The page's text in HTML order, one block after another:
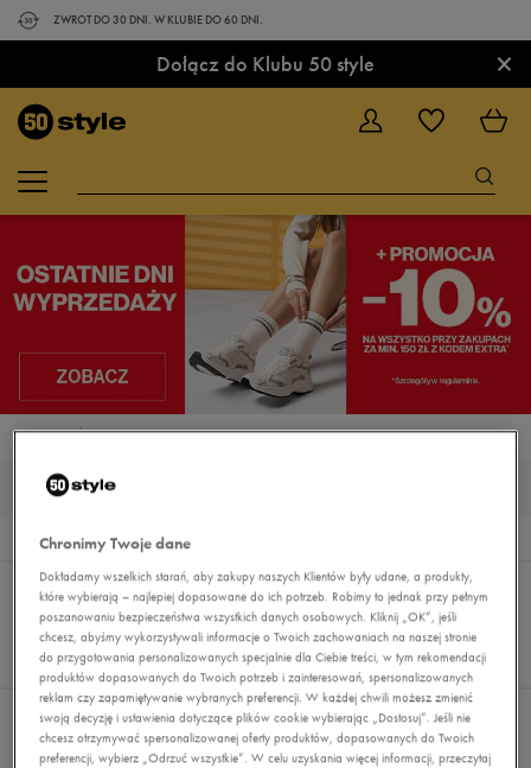
ZWROT DO 30 DNI. W KLUBIE DO 60 DNI.
Dołącz do Klubu 50 style ×
STRONA GŁÓWNA BUTY BUTY OUTDOOR
NISKIE BUTY OUTDOOR, TREKKINGOWE
0
Wyników
Sortuj:
REKOMENDOWANE
FILTRUJ (1)
Pokaż
60
z 0
Wybrane filtry: NISKIE Wyczyść filtry
Chronimy Twoje dane
Dokładamy wszelkich starań, aby zakupy naszych Klientów były udane, a produkty,
które wybierają – najlepiej dopasowane do ich potrzeb. Robimy to jednak przy pełnym
poszanowaniu bezpieczeństwa wszystkich danych osobowych. Kliknij „OK”, jeśli
chcesz, abyśmy wykorzystywali informacje o Twoich zachowaniach na naszej stronie
do przygotowania personalizowanych specjalnie dla Ciebie treści, w tym rekomendacji
produktów dopasowanych do Twoich potrzeb i zainteresowań, spersonalizowanych
reklam czy zapamiętywanie wybranych preferencji. W każdej chwili możesz zmienić
swoją decyzję i ustawienia dotyczące plików cookie wybierając „Dostosuj”. Jeśli nie
chcesz otrzymywać spersonalizowanej oferty produktów, dopasowanych do Twoich
preferencji, wybierz „Odrzuć wszystkie”. W celu uzyskania więcej informacji, przeczytaj